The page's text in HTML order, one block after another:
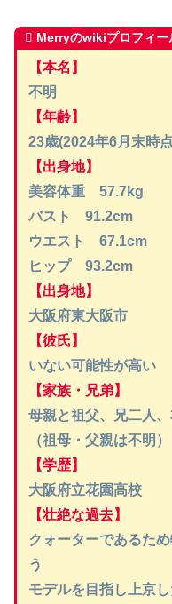
Merryのwikiプロフィー
【本名】
不明
【年齢】
23歳(2024年6月末時
【出身地】
美容体重 57.7kg
バスト 91.2cm
ウエスト 67.1cm
ヒップ 93.2cm
【出身地】
大阪府東大阪市
【彼氏】
いない可能性が高い
【家族・兄弟】
母親と祖父、兄二人
（祖母・父親は不明）
【学歴】
大阪府立花園高校
【壮絶な過去】
クォーターであるた
う
モデルを目指し上京